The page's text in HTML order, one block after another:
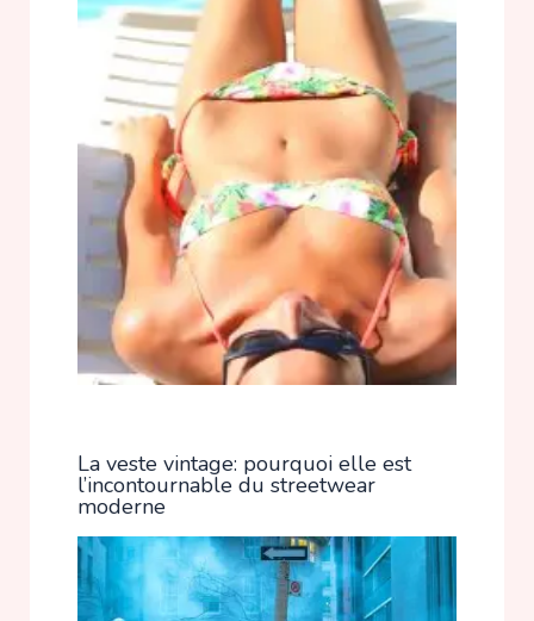
La veste vintage: pourquoi elle est
l’incontournable du streetwear
moderne